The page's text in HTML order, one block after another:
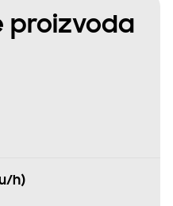
proizvoda
h)